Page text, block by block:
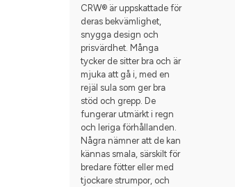
CRW® är uppskattade för
deras bekvämlighet,
snygga design och
prisvärdhet. Många
tycker de sitter bra och är
mjuka att gå i, med en
rejäl sula som ger bra
stöd och grepp. De
fungerar utmärkt i regn
och leriga förhållanden.
Några nämner att de kan
kännas smala, särskilt för
bredare fötter eller med
tjockare strumpor, och